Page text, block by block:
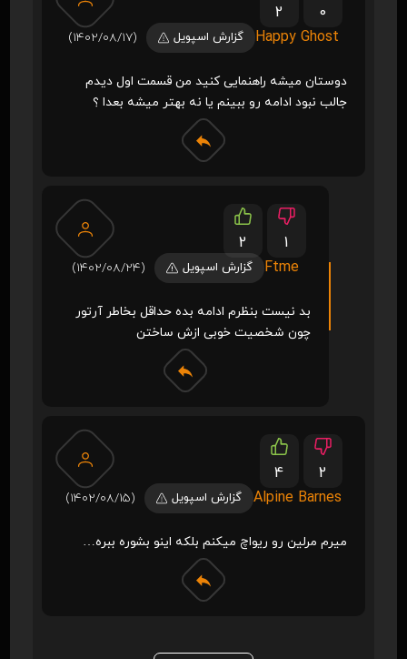
2
0
Happy Ghost
گزارش اسپویل (1402/08/17)
دوستان میشه راهنمایی کنید من قسمت اول دیدم
جالب نبود ادامه رو ببینم یا نه بهتر میشه بعدا ؟
2
1
Ftme
گزارش اسپویل (1402/08/24)
بد نیست بنظرم ادامه بده حداقل بخاطر آرتور
چون شخصیت خوبی ازش ساختن
4
2
Alpine Barnes
گزارش اسپویل (1402/08/15)
میرم مرلین رو ریواچ میکنم بلکه اینو بشوره ببره…